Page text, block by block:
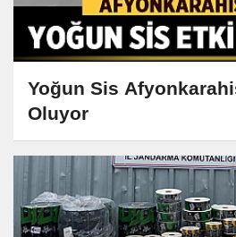
Yoğun Sis
Oluyor